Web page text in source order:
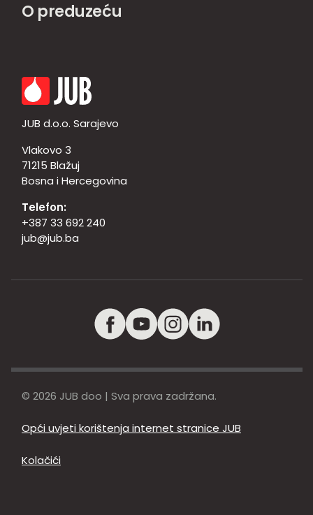
O preduzeću
JUB d.o.o. Sarajevo
Vlakovo 3
71215 Blažuj
Bosna i Hercegovina
Telefon:
+387 33 692 240
jub@jub.ba
© 2026 JUB doo | Sva prava zadržana.
Opći uvjeti korištenja internet stranice JUB
Kolačići